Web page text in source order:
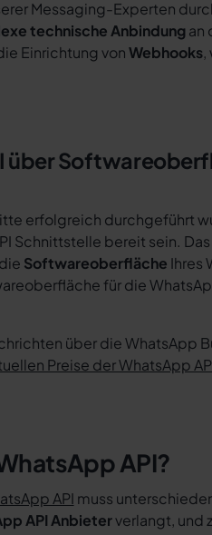
Messaging-Experten
technische Anbindungan
Einrichtung vonWebhooks,
über
erfolgreich durchgeführt
Schnittstelle bereit sein. Das
Softwareoberfläche Ihres
für die
über die WhatsApp
Preise der WhatsApp
API?
API muss
API Anbieterverlangt, und